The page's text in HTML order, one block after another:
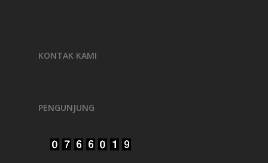
KONTAK KAMI
PENGUNJUNG